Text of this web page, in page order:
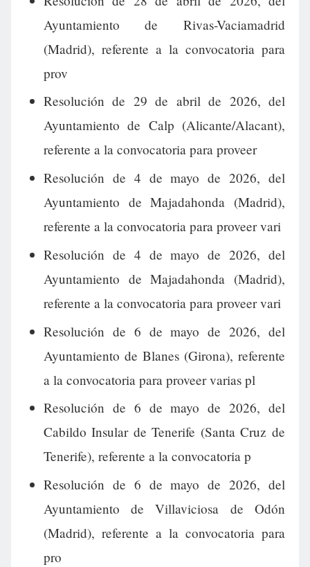
Ayuntamiento de Rivas-Vaciamadrid
(Madrid), referente a la convocatoria para
prov
Resolución de 29 de abril de 2026, del
Ayuntamiento de Calp (Alicante/Alacant),
referente a la convocatoria para proveer
Resolución de 4 de mayo de 2026, del
Ayuntamiento de Majadahonda (Madrid),
referente a la convocatoria para proveer vari
Resolución de 4 de mayo de 2026, del
Ayuntamiento de Majadahonda (Madrid),
referente a la convocatoria para proveer vari
Resolución de 6 de mayo de 2026, del
Ayuntamiento de Blanes (Girona), referente
a la convocatoria para proveer varias pl
Resolución de 6 de mayo de 2026, del
Cabildo Insular de Tenerife (Santa Cruz de
Tenerife), referente a la convocatoria p
Resolución de 6 de mayo de 2026, del
Ayuntamiento de Villaviciosa de Odón
(Madrid), referente a la convocatoria para
pro